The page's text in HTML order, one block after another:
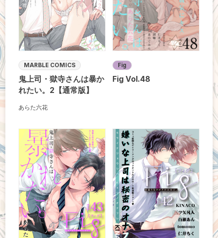
MARBLE COMICS
鬼上司・獄寺さんは暴か
れたい。2【通常版】
あらた六花
Fig
Fig Vol.48